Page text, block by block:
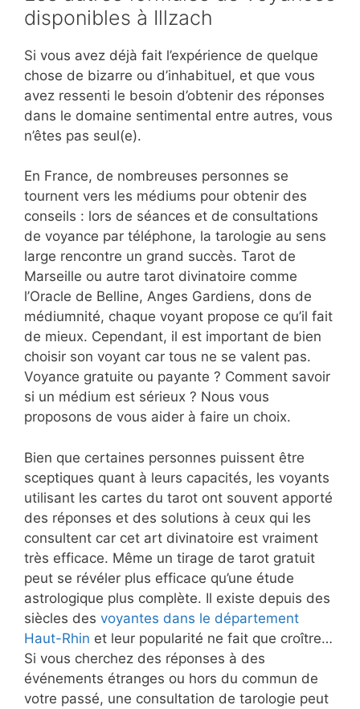
disponibles à Illzach
Si vous avez déjà fait l’expérience de quelque
chose de bizarre ou d’inhabituel, et que vous
avez ressenti le besoin d’obtenir des réponses
dans le domaine sentimental entre autres, vous
n’êtes pas seul(e).
En France, de nombreuses personnes se
tournent vers les médiums pour obtenir des
conseils : lors de séances et de consultations
de voyance par téléphone, la tarologie au sens
large rencontre un grand succès. Tarot de
Marseille ou autre tarot divinatoire comme
l’Oracle de Belline, Anges Gardiens, dons de
médiumnité, chaque voyant propose ce qu’il fait
de mieux. Cependant, il est important de bien
choisir son voyant car tous ne se valent pas.
Voyance gratuite ou payante ? Comment savoir
si un médium est sérieux ? Nous vous
proposons de vous aider à faire un choix.
Bien que certaines personnes puissent être
sceptiques quant à leurs capacités, les voyants
utilisant les cartes du tarot ont souvent apporté
des réponses et des solutions à ceux qui les
consultent car cet art divinatoire est vraiment
très efficace. Même un tirage de tarot gratuit
peut se révéler plus efficace qu’une étude
astrologique plus complète. Il existe depuis des
siècles des voyantes dans le département
Haut-Rhin et leur popularité ne fait que croître…
Si vous cherchez des réponses à des
événements étranges ou hors du commun de
votre passé, une consultation de tarologie peut